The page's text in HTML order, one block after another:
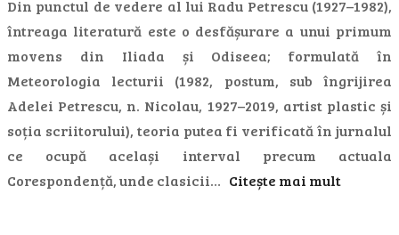
Din punctul de vedere al lui Radu Petrescu (1927–1982),
întreaga literatură este o desfășurare a unui primum
movens din Iliada și Odiseea; formulată în
Meteorologia lecturii (1982, postum, sub îngrijirea
Adelei Petrescu, n. Nicolau, 1927–2019, artist plastic și
soția scriitorului), teoria putea fi verificată în jurnalul
ce ocupă același interval precum actuala
Corespondență, unde clasicii… Citește mai mult